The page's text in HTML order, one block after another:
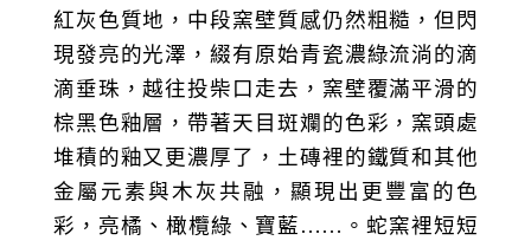
紅灰色質地，中段窯壁質感仍然粗糙，但閃
現發亮的光澤，綴有原始青瓷濃綠流淌的滴
滴垂珠，越往投柴口走去，窯壁覆滿平滑的
棕黑色釉層，帶著天目斑斕的色彩，窯頭處
堆積的釉又更濃厚了，土磚裡的鐵質和其他
金屬元素與木灰共融，顯現出更豐富的色
彩，亮橘、橄欖綠、寶藍……。蛇窯裡短短